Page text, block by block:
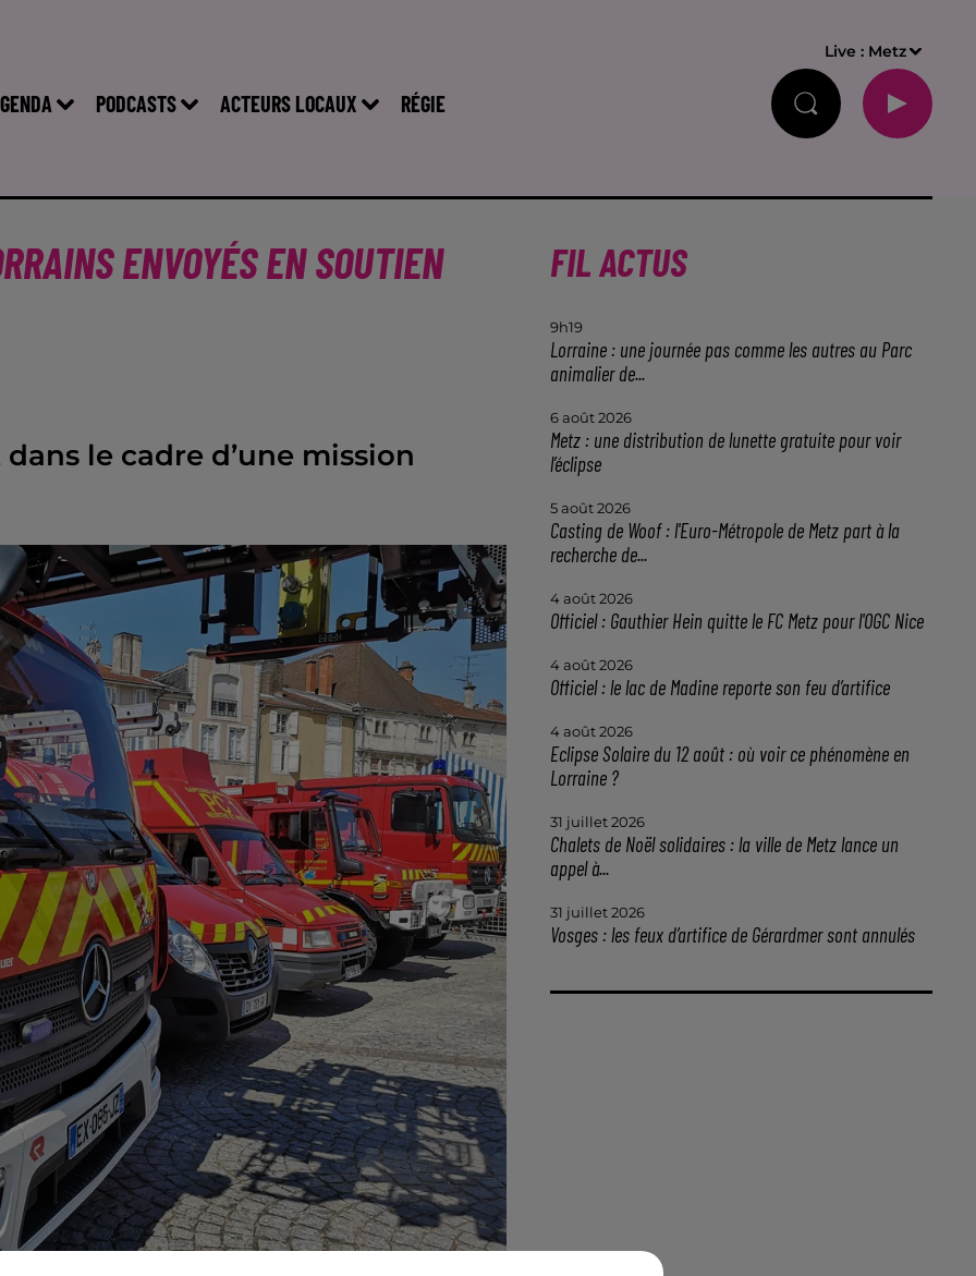
PODCASTS ACTEURS LOCAUX RÉGIE
Live : Metz
ENVOYÉS EN SOUTIEN
le cadre d’une mission
FIL ACTUS
9h19
Lorraine : une journée pas comme les autres au Parc
animalier de...
6 août 2026
Metz : une distribution de lunette gratuite pour voir
l’éclipse
5 août 2026
Casting de Woof : l'Euro-Métropole de Metz part à la
recherche de...
4 août 2026
Officiel : Gauthier Hein quitte le FC Metz pour l'OGC Nice
4 août 2026
Officiel : le lac de Madine reporte son feu d’artifice
4 août 2026
Eclipse Solaire du 12 août : où voir ce phénomène en
Lorraine ?
31 juillet 2026
Chalets de Noël solidaires : la ville de Metz lance un
appel à...
31 juillet 2026
Vosges : les feux d’artifice de Gérardmer sont annulés